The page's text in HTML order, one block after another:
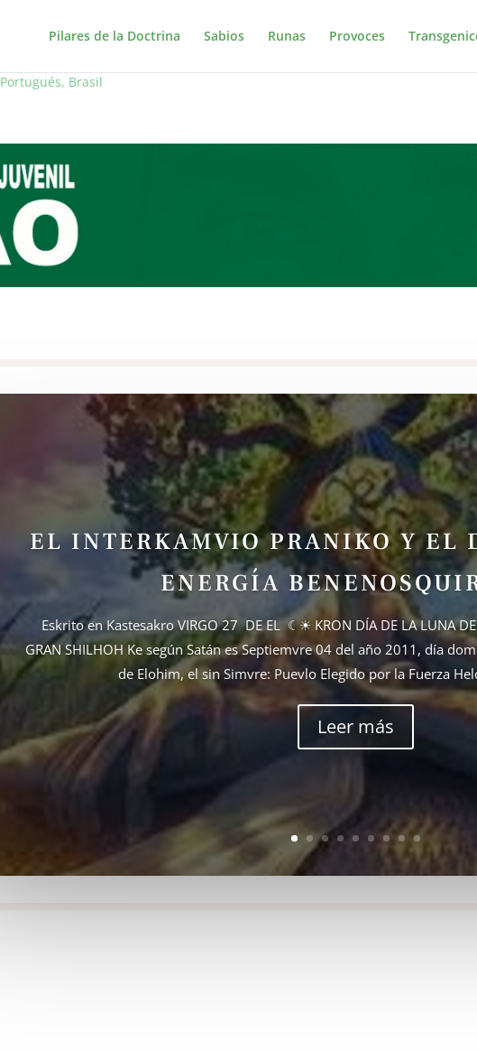
Pilares de la Doctrina Sabios Runas Provoces
Portugués, Brasil
EL INTERKAMVIO PRANIKO Y EL
ENERGÍA
Eskrito en Kastesakro VIRGO 27 DE EL ☾☀ KRON DÍA DE LA LUNA
GRAN SHILHOH Ke según Satán es Septiemvre 04 del año 2011, día
de Elohim, el sin Simvre: Puevlo Elegido por la Fuerza
Leer más